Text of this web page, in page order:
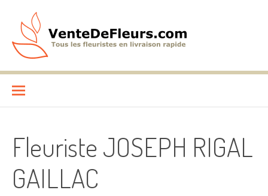
contenu
VenteDeFleurs.com
Fleuriste JOSEPH RIGAL
GAILLAC